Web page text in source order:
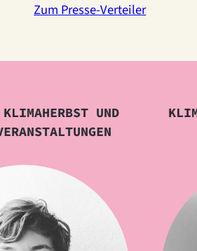
Zum Presse-Verteiler
KLIMAHERBST UND